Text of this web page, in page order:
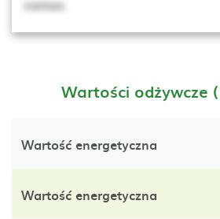
cursus.
Wartości odżywcze
Wartość energetyczna
Wartość energetyczna